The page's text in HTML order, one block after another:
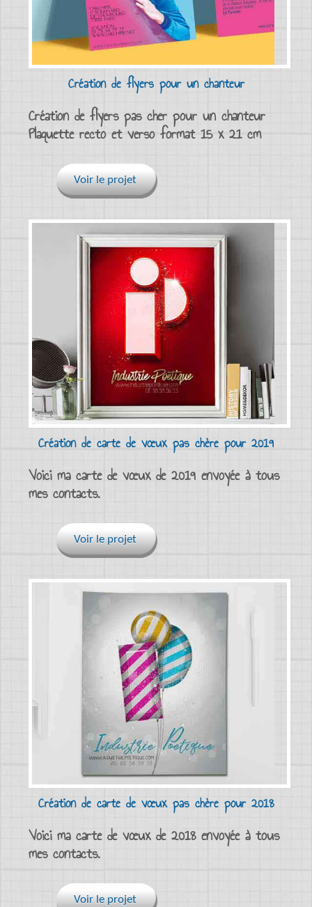
Création de flyers pour un chanteur
Création de flyers pas cher pour un chanteur
Plaquette recto et verso format 15 x 21 cm
Voir le projet
Création de carte de vœux pas chère pour 2019
Voici ma carte de vœux de 2019 envoyée à tous
mes contacts.
Voir le projet
Création de carte de vœux pas chère pour 2018
Voici ma carte de vœux de 2018 envoyée à tous
mes contacts.
Voir le projet